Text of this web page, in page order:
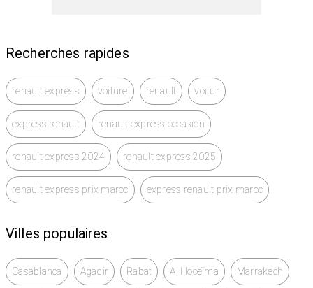
Recherches rapides
renault express voiture renault voitur
express renault renault express occasion
renault express 2024 renault express 2025
renault express prix maroc express renault prix maroc
Villes populaires
Casablanca Agadir Rabat Al Hoceïma Marrakech